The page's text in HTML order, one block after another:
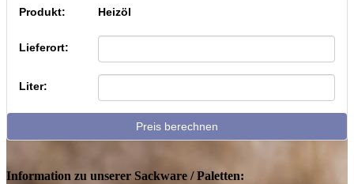
Produkt: Heizöl
Lieferort:
Liter:
Preis berechnen
Information zu unserer Sackware / Paletten: